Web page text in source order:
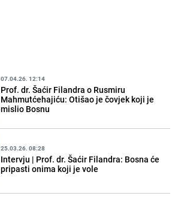
07.04.26. 12:14
Prof. dr. Šaćir Filandra o Rusmiru
Mahmutćehajiću: Otišao je čovjek koji je
mislio Bosnu
25.03.26. 08:28
Intervju | Prof. dr. Šaćir Filandra: Bosna će
pripasti onima koji je vole